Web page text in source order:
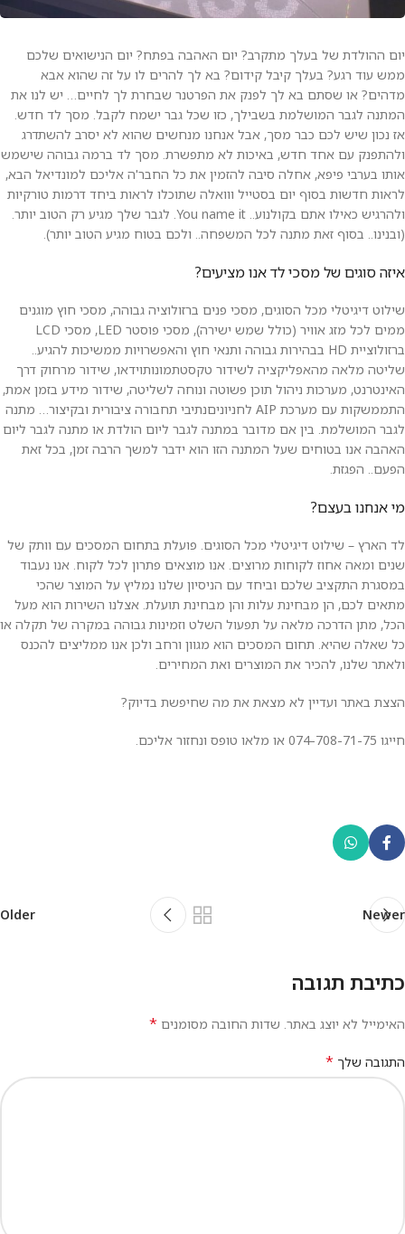
יום ההולדת של בעלך מתקרב? יום האהבה בפתח? יום הנישואים שלכם
ממש עוד רגע? בעלך קיבל קידום? בא לך להרים לו על זה שהוא אבא
מדהים? או שסתם בא לך לפנק את הפרטנר שבחרת לך לחיים… יש לנו את
המתנה לגבר המושלמת בשבילך, כזו שכל גבר ישמח לקבל. מסך לד חדש.
אז נכון שיש לכם כבר מסך, אבל אנחנו מנחשים שהוא לא יסרב להשתדרג
ולהתפנק עם אחד חדש, באיכות לא מתפשרת. מסך לד ברמה גבוהה שישמש
אותו בערבי פיפא, אחלה סיבה להזמין את כל החבר'ה אליכם למונדיאל הבא,
לראות חדשות בסוף יום בסטייל ווואלה שתוכלו לראות ביחד דרמות טורקיות
ולהרגיש כאילו אתם בקולנוע.. You name it. לגבר שלך מגיע רק הטוב יותר.
(ובנינו.. בסוף זאת מתנה לכל המשפחה.. ולכם בטוח מגיע הטוב יותר).
איזה סוגים של מסכי לד אנו מציעים?
שילוט דיגיטלי מכל הסוגים, מסכי פנים ברזולוציה גבוהה, מסכי חוץ מוגנים
ממים לכל מזג אוויר (כולל שמש ישירה), מסכי פוסטר LED, מסכי LCD
ברזולוציית HD בבהירות גבוהה ותנאי חוץ והאפשרויות ממשיכות להגיע..
שליטה מלאה מהאפליקציה לשידור טקסטתמונותוידאו, שידור מרחוק דרך
האינטרנט, מערכות ניהול תוכן פשוטה ונוחה לשליטה, שידור מידע בזמן אמת,
התממשקות עם מערכת AIP לחניוניםנתיבי תחבורה ציבורית ובקיצור… מתנה
לגבר המושלמת. בין אם מדובר במתנה לגבר ליום הולדת או מתנה לגבר ליום
האהבה אנו בטוחים שעל המתנה הזו הוא ידבר למשך הרבה זמן, בכל זאת
הפעם.. הפגזת.
מי אנחנו בעצם?
לד הארץ – שילוט דיגיטלי מכל הסוגים. פועלת בתחום המסכים עם וותק של
שנים ומאה אחוז לקוחות מרוצים. אנו מוצאים פתרון לכל לקוח. אנו נעבוד
במסגרת התקציב שלכם וביחד עם הניסיון שלנו נמליץ על המוצר שהכי
מתאים לכם, הן מבחינת עלות והן מבחינת תועלת. אצלנו השירות הוא מעל
הכל, מתן הדרכה מלאה על תפעול השלט וזמינות גבוהה במקרה של תקלה או
כל שאלה שהיא. תחום המסכים הוא מגוון ורחב ולכן אנו ממליצים להכנס
ולאתר שלנו, להכיר את המוצרים ואת המחירים.
הצצת באתר ועדיין לא מצאת את מה שחיפשת בדיוק?
חייגו 074-708-71-75 או מלאו טופס ונחזור אליכם.
Newer
Older
כתיבת תגובה
האימייל לא יוצג באתר. שדות החובה מסומנים *
התגובה שלך *